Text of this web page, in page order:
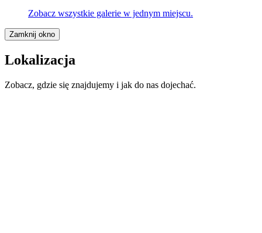
Zobacz wszystkie galerie w jednym miejscu.
Zamknij okno
Lokalizacja
Zobacz, gdzie się znajdujemy i jak do nas dojechać.